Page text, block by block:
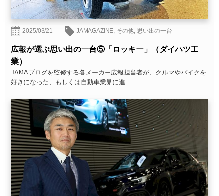
2025/03/21 JAMAGAZINE その他 思い出の一台
広報が選ぶ思い出の一台⑤「ロッキー」（ダイハツ工
業）
JAMAブログを監修する各メーカー広報担当者が、クルマやバイクを
好きになった、もしくは自動車業界に進……